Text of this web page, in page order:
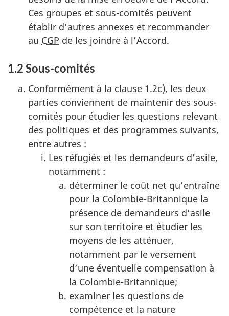
Ces groupes et sous-comités peuvent
établir d’autres annexes et recommander
au CGP de les joindre à l’Accord.
1.2 Sous-comités
Conformément à la clause 1.2c), les deux
parties conviennent de maintenir des sous-
comités pour étudier les questions relevant
des politiques et des programmes suivants,
entre autres :
Les réfugiés et les demandeurs d’asile,
notamment :
déterminer le coût net qu’entraîne
pour la Colombie-Britannique la
présence de demandeurs d’asile
sur son territoire et étudier les
moyens de les atténuer,
notamment par le versement
d’une éventuelle compensation à
la Colombie-Britannique;
examiner les questions de
compétence et la nature